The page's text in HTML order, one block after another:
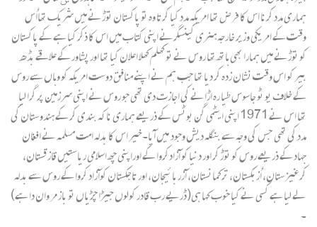
ہماری مدد کرنا اس کا فرض تھا امریکہ مدد کیا کرتا وہ تو پاکستان توڑنے میں شریک تھااُس
وقت کے امریکی وزیر خارجہ ہنری کینسگرنے اپنی کتاب میں اس کا ذکر کیا ہے کے پاکستان
کو توڑنے میں ہمارا بھی ہاتھ تھا روس نے تو کھلم کھلا اعلان کیا تھا اور پشاور کے علاقے بڈھ
بیر کو اس وقت نشان زدہ کر دیا تھا جب ہم نے اپنے منافق دوست امریکہ کو وہاں سے روس
کے خلاف یو ٹو جاسوس طیا رہ اڑانے کی اجازت دی تھی جو روس نے اپنی سرزمین پر گرا لیا
تھا اس نے 1971 اپنی ایٹمی گن بوٹس کے ذریعے ہماری ناکہ بندی کر کے ہندوستان کی
مدد کی تھی جس کی وجہ سے بنگلہ دیش وجود میں آیا۔خیر اس کا بدلہ امت مسلمہ نے افغان
جہاد کے ذریعے روس کو توڑ کر اور دنیا کو آزادکروا کے اوراپنی چھ اسلامی ریاستیں قازقستان،
کرغیزستان، اُزبکستان، ترکمانستان، آزربائیجان، اور تاجکستان کوآزاد کروا کے روس سے بدلہ
لے لیا ہے کسی نے کیا خوب کہا ہی(ڈریے رب قادر کولوں جیڑا چڑیاں تو باز مر وان دا ہے)
۔